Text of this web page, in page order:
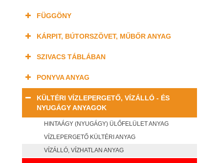
FÜGGÖNY
KÁRPIT, BÚTORSZÖVET, MŰBŐR ANYAG
SZIVACS TÁBLÁBAN
PONYVA ANYAG
KÜLTÉRI VÍZLEPERGETŐ, VÍZÁLLÓ - ÉS
NYUGÁGY ANYAGOK
HINTAÁGY (NYUGÁGY) ÜLŐFELÜLET ANYAG
VÍZLEPERGETŐ KÜLTÉRI ANYAG
VÍZÁLLÓ, VÍZHATLAN ANYAG